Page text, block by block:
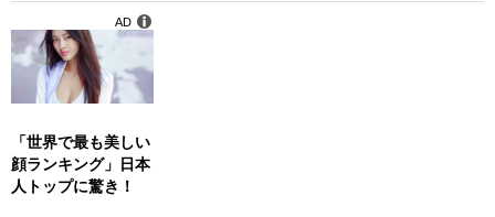
「世界で最も美しい
顔ランキング」日本
人トップに驚き！
AD